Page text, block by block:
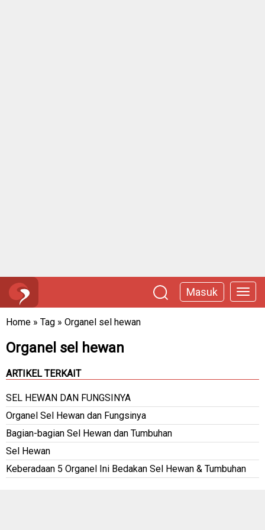
Masuk
Home » Tag » Organel sel hewan
Organel sel hewan
ARTIKEL TERKAIT
SEL HEWAN DAN FUNGSINYA
Organel Sel Hewan dan Fungsinya
Bagian-bagian Sel Hewan dan Tumbuhan
Sel Hewan
Keberadaan 5 Organel Ini Bedakan Sel Hewan & Tumbuhan